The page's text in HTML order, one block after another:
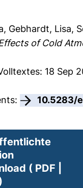
, Gebhardt, Lisa,
of Cold
18 Sep
10.5283/
( PDF |